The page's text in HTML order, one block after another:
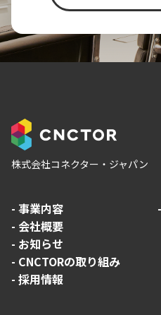
株式会社コネクター・ジャパン
- 事業内容
- 会社概要
- お知らせ
- CNCTORの取り組み
- 採用情報
-